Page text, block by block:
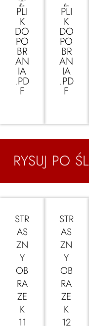
PLI
K
DO
PO
BR
AN
IA
.PD
F
PLI
K
DO
PO
BR
AN
IA
.PD
F
RYSUJ PO
STR
AS
ZN
Y
OB
RA
ZE
K
11
STR
AS
ZN
Y
OB
RA
ZE
K
12